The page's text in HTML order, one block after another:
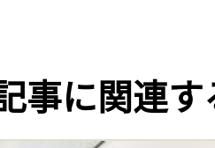
事に関連